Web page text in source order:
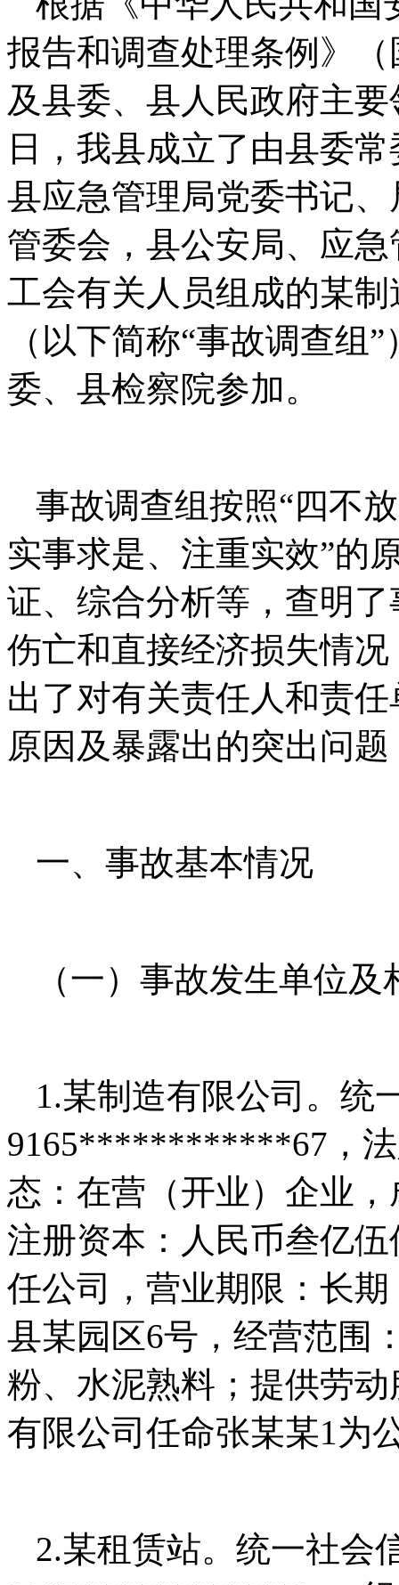
报告和调查处理条例》
及县委、县人民政府主
日，我县成立了由县委
县应急管理局党委书记
管委会，县公安局、应
工会有关人员组成的某制
（以下简称“事故调查组
委、县检察院参加。
事故调查组按照“四不
实事求是、注重实效”的
证、综合分析等，查明
伤亡和直接经济损失情
出了对有关责任人和责
原因及暴露出的突出问
一、事故基本情况
（一）事故发生单位
1.某制造有限公司。统
9165************67，法
态：在营（开业）企业
注册资本：人民币叁亿
任公司，营业期限：长
县某园区6号，经营范围
粉、水泥熟料；提供劳
有限公司任命张某某1为
2.某租赁站。统一社会